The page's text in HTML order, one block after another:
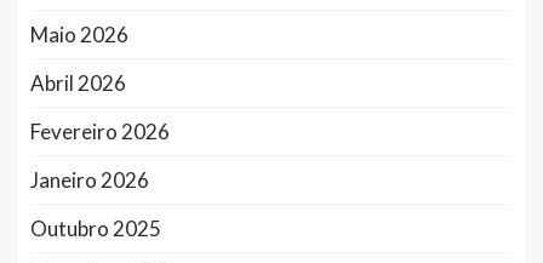
Maio 2026
Abril 2026
Fevereiro 2026
Janeiro 2026
Outubro 2025